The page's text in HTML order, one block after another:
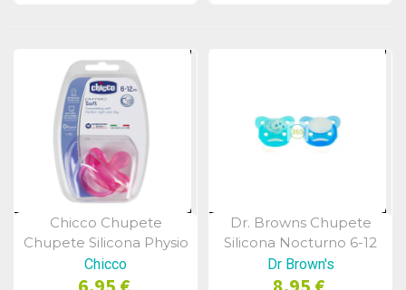
Vista Rápida
Chicco Chupete
Chupete Silicona Physio
Soft 6-16m Rosa
Chicco
Vista Rápida
Dr. Browns Chupete
Silicona Nocturno 6-12
Meses 2 Uds
Dr Brown's